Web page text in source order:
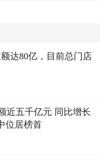
达80亿，目前总门店
近五千亿元 同比增长
位居榜首